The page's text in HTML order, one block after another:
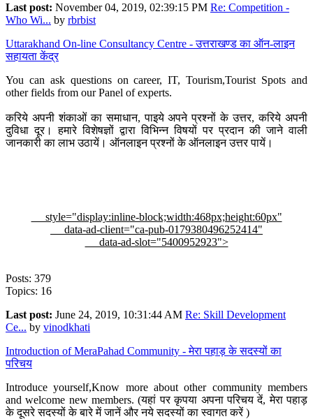
Last post: November 04, 2019, 02:39:15 PM Re: Competition -
Who Wi... by rbrbist
Uttarakhand On-line Consultancy Centre - उत्तराखण्ड का ऑन-लाइन
सहायता केंद्र
You can ask questions on career, IT, Tourism,Tourist Spots and
other fields from our Panel of experts.
करिये अपनी शंकाओं का समाधान, पाइये अपने प्रश्नों के उत्तर, करिये अपनी
दुविधा दूर। हमारे विशेषज्ञों द्वारा विभिन्न विषयों पर प्रदान की जाने वाली
जानकारी का लाभ उठायें। ऑनलाइन प्रश्नों के ऑनलाइन उत्तर पायें।
style="display:inline-block;width:468px;height:60px"
data-ad-client="ca-pub-0179380496252414"
data-ad-slot="5400952923">
Posts: 379
Topics: 16
Last post: June 24, 2019, 10:31:44 AM Re: Skill Development
Ce... by vinodkhati
Introduction of MeraPahad Community - मेरा पहाड़ के सदस्यों का
परिचय
Introduce yourself,Know more about other community members
and welcome new members. (यहां पर कृपया अपना परिचय दें, मेरा पहाड़
के दूसरे सदस्यों के बारे में जानें और नये सदस्यों का स्वागत करें )